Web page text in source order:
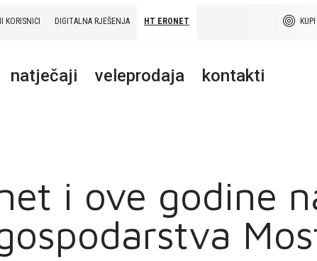
KORISNICI DIGITALNA RJEŠENJA HT ERONET
natječaji veleprodaja kontakti
i ove godine